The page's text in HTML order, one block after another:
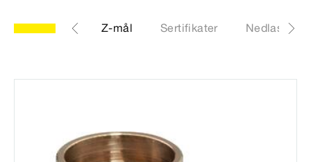
CAD-filer Z-mål Sertifikater